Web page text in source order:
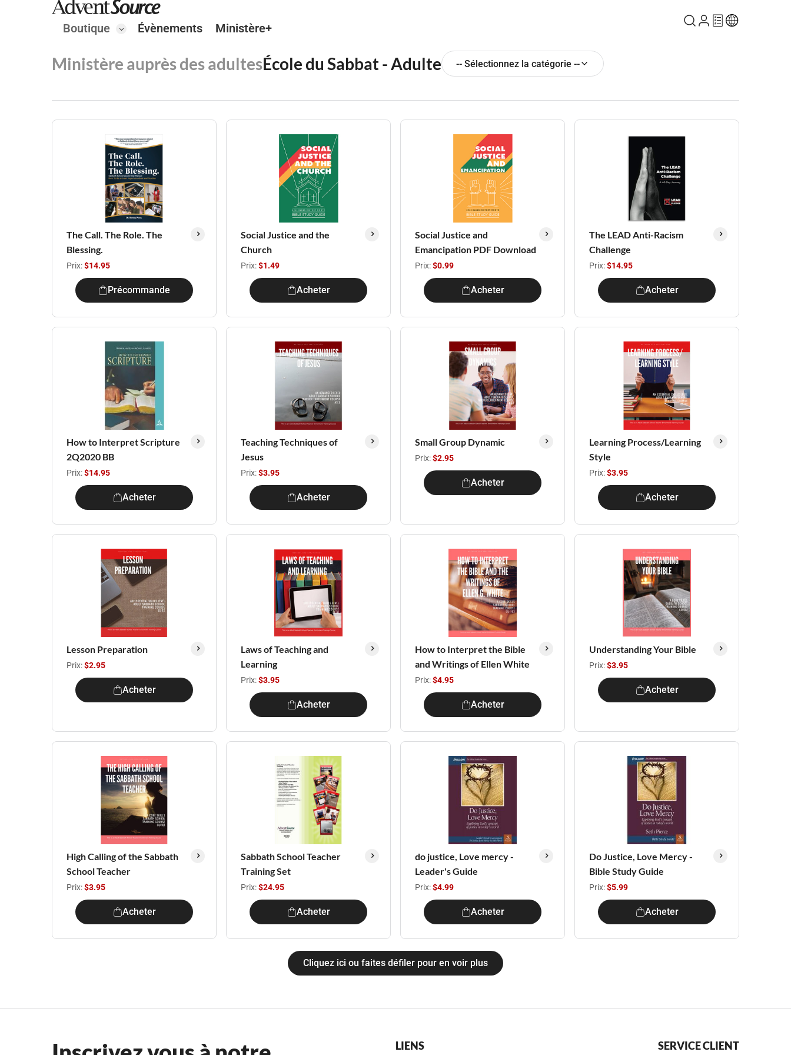
Boutique Évènements Ministère+
Ministère auprès des adultesÉcole du Sabbat - Adulte -- Sélectionnez la catégorie --
The Call. The Role. The
Blessing.
Prix:$14.95
Précommande
Social Justice and the
Church
Prix:$1.49
Acheter
Social Justice and
Emancipation PDF Download
Prix:$0.99
Acheter
The LEAD Anti-Racism
Challenge
Prix:$14.95
Acheter
How to Interpret Scripture
2Q2020 BB
Prix:$14.95
Acheter
Teaching Techniques of
Jesus
Prix:$3.95
Acheter
Small Group Dynamic
Prix:$2.95
Acheter
Learning Process/Learning
Style
Prix:$3.95
Acheter
Lesson Preparation
Prix:$2.95
Acheter
Laws of Teaching and
Learning
Prix:$3.95
Acheter
How to Interpret the Bible
and Writings of Ellen White
Prix:$4.95
Acheter
Understanding Your Bible
Prix:$3.95
Acheter
High Calling of the Sabbath
School Teacher
Prix:$3.95
Acheter
Sabbath School Teacher
Training Set
Prix:$24.95
Acheter
do justice, Love mercy -
Leader's Guide
Prix:$4.99
Acheter
Do Justice, Love Mercy -
Bible Study Guide
Prix:$5.99
Acheter
Cliquez ici ou faites défiler pour en voir plus
LIENS SERVICE CLIENT